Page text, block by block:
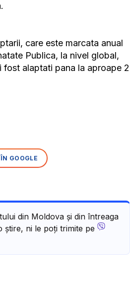
care este marcata anual
Publica, la nivel global,
alaptati pana la aproape 2
GOOGLE
din Moldova și din întreaga
știre, ni le poți trimite pe